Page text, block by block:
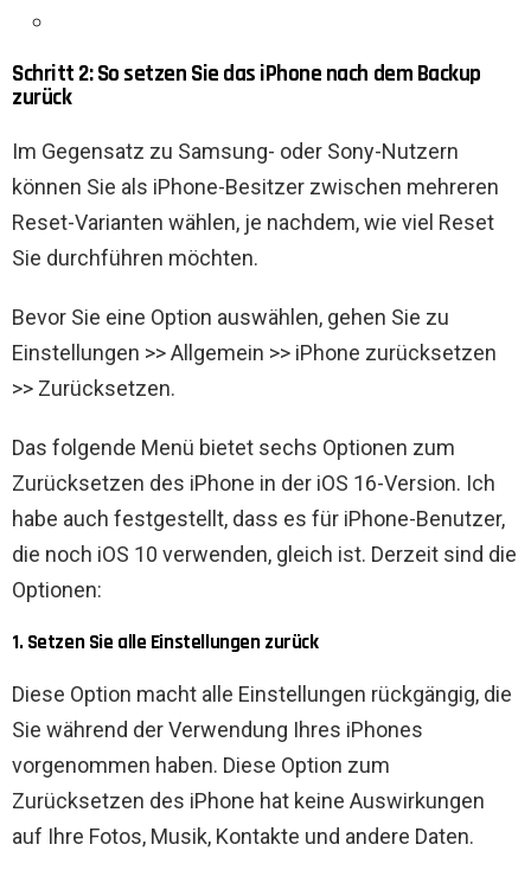
Schritt 2: So setzen Sie das iPhone nach dem Backup
zurück
Im Gegensatz zu Samsung- oder Sony-Nutzern
können Sie als iPhone-Besitzer zwischen mehreren
Reset-Varianten wählen, je nachdem, wie viel Reset
Sie durchführen möchten.
Bevor Sie eine Option auswählen, gehen Sie zu
Einstellungen >> Allgemein >> iPhone zurücksetzen
>> Zurücksetzen.
Das folgende Menü bietet sechs Optionen zum
Zurücksetzen des iPhone in der iOS 16-Version. Ich
habe auch festgestellt, dass es für iPhone-Benutzer,
die noch iOS 10 verwenden, gleich ist. Derzeit sind die
Optionen:
1. Setzen Sie alle Einstellungen zurück
Diese Option macht alle Einstellungen rückgängig, die
Sie während der Verwendung Ihres iPhones
vorgenommen haben. Diese Option zum
Zurücksetzen des iPhone hat keine Auswirkungen
auf Ihre Fotos, Musik, Kontakte und andere Daten.